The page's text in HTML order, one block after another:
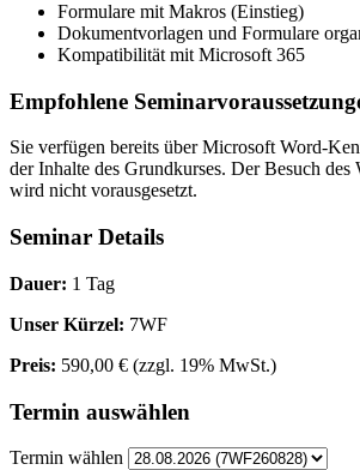
Formulare mit Makros (Einstieg)
Dokumentvorlagen und Formulare
Kompatibilität mit Microsoft 365
Empfohlene
Sie verfügen bereits über Microsoft Word-
der Inhalte des Grundkurses. Der Besuch
wird nicht vorausgesetzt.
Seminar Details
Dauer: 1 Tag
Unser Kürzel: 7WF
Preis: 590,00 € (zzgl. 19% MwSt.)
Termin auswählen
Termin wählen